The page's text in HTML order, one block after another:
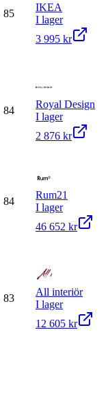
85
IKEA
I lager
3 995 kr
84
Royal Design
I lager
2 876 kr
84
Rum21
I lager
46 652 kr
83
All interiör
I lager
12 605 kr